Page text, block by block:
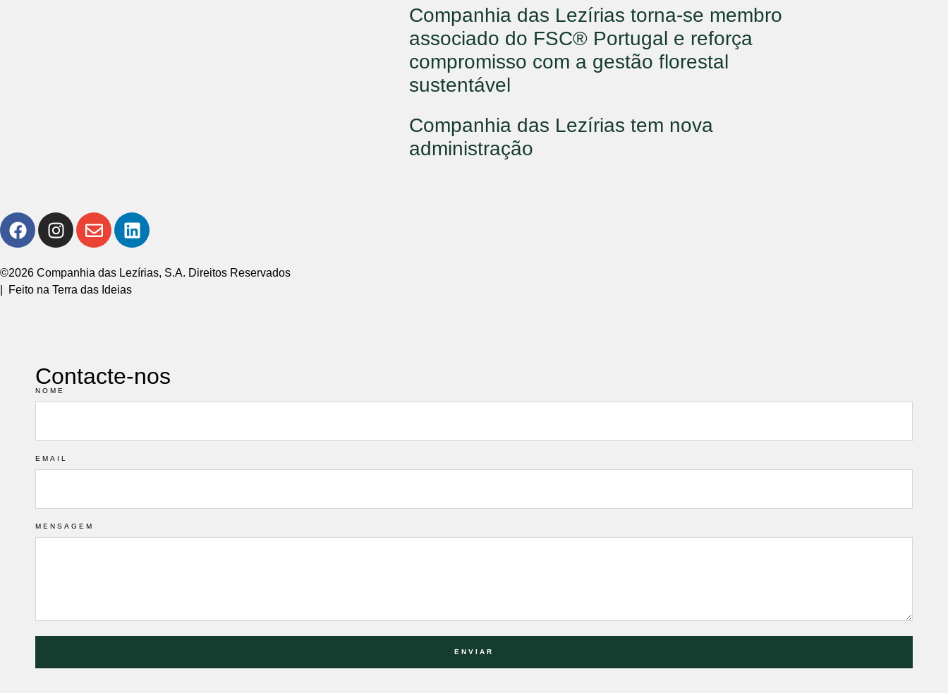
Companhia das Lezírias torna-se membro
associado do FSC® Portugal e reforça
compromisso com a gestão florestal
sustentável
Companhia das Lezírias tem nova
administração
©2026 Companhia das Lezírias, S.A. Direitos Reservados
| Feito na Terra das Ideias
Contacte-nos
NOME
EMAIL
MENSAGEM
ENVIAR